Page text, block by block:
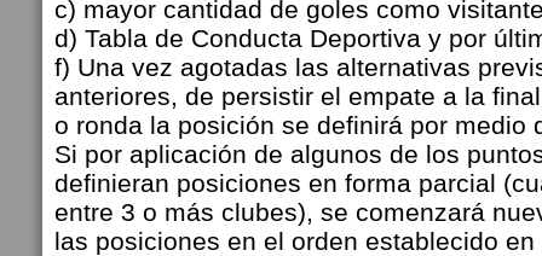
c) mayor cantidad de goles como
d) Tabla de Conducta Deportiva y por
f) Una vez agotadas las alternativas
anteriores, de persistir el empate a la
o ronda la posición se definirá por medio
Si por aplicación de algunos de los
definieran posiciones en forma parcial
entre 3 o más clubes), se comenzará
las posiciones en el orden establecido